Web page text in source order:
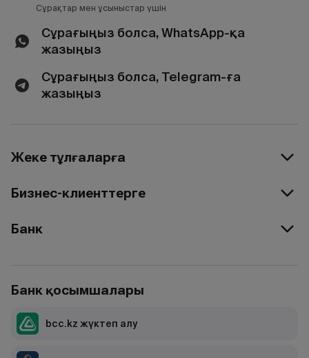
Сұрақтар мен ұсыныстар үшін
Сұрағыңыз болса, WhatsApp-қа
жазыңыз
Сұрағыңыз болса, Telegram-ға
жазыңыз
Жеке тұлғаларға
Бизнес-клиенттерге
Банк
Банк қосымшалары
bcc.kz жүктеп алу